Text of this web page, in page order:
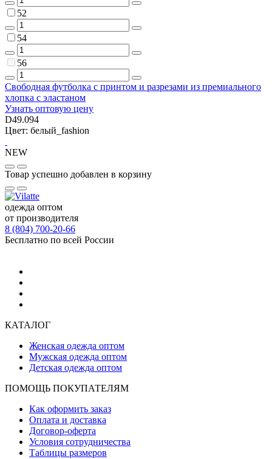
52
54
56
Свободная футболка с принтом и разрезами из премиального
хлопка с эластаном
Узнать оптовую цену
D49.094
Цвет: белый_fashion
NEW
Товар успешно добавлен в корзину
одежда оптом
от производителя
8 (804) 700-20-66
Бесплатно по всей России
КАТАЛОГ
Женская одежда оптом
Мужская одежда оптом
Детская одежда оптом
ПОМОЩЬ ПОКУПАТЕЛЯМ
Как оформить заказ
Оплата и доставка
Договор-оферта
Условия сотрудничества
Таблицы размеров